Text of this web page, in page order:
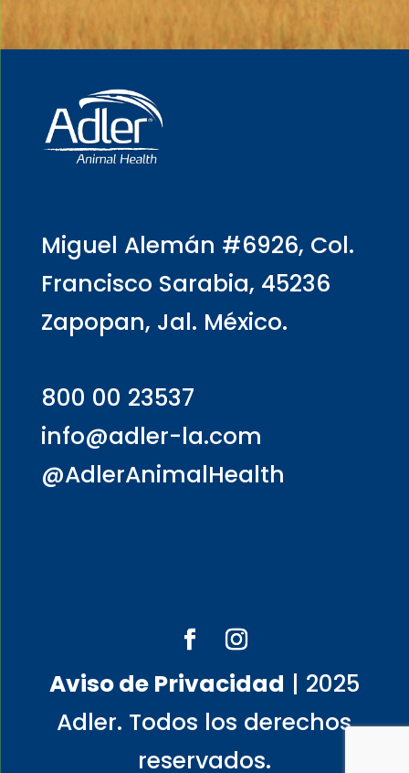
Miguel Alemán #6926, Col.
Francisco Sarabia, 45236
Zapopan, Jal. México.
800 00 23537
info@adler-la.com
@AdlerAnimalHealth
Aviso de Privacidad | 2025
Adler. Todos los derechos
reservados.